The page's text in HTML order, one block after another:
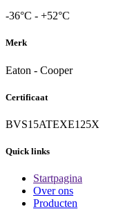
-36°C - +52°C
Merk
Eaton - Cooper
Certificaat
BVS15ATEXE125X
Quick links
Startpagina
Over ons
Producten